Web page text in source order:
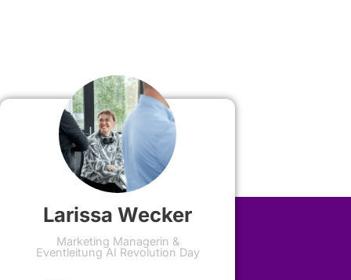
Larissa Wecker
Marketing Managerin &
Eventleitung AI Revolution Day